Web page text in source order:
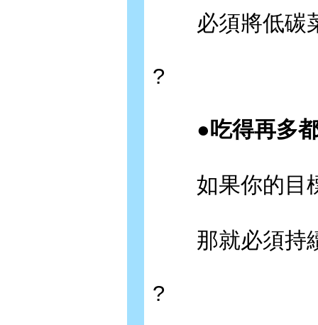
必須將低碳
?
●吃得再多都
如果你的目標
那就必須持續
?